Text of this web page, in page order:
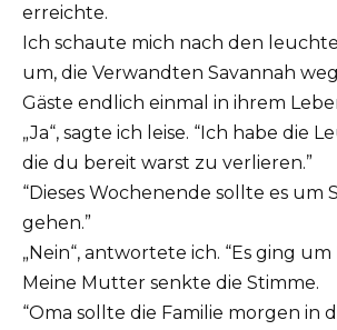
erreichte.
Ich schaute mich nach den
um, die Verwandten Savannah
Gäste endlich einmal in ihrem
„Ja“, sagte ich leise. “Ich habe die
die du bereit warst zu verlieren.”
“Dieses Wochenende sollte es um
gehen.”
„Nein“, antwortete ich. “Es ging
Meine Mutter senkte die Stimme.
“Oma sollte die Familie morgen in